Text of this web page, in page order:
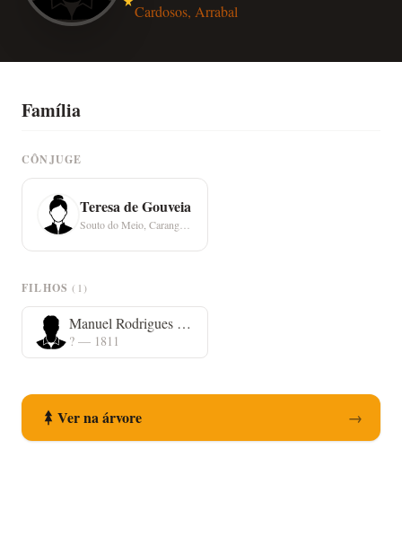
Cardosos, Arrabal
Família
CÔNJUGE
Teresa de Gouveia
FILHOS(1)
Manuel Rodrigues Romeiro
? — 1811
Ver na árvore →